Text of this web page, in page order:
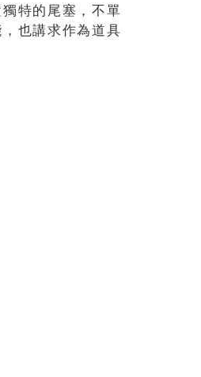
特的尾塞，不單
也講求作為道具